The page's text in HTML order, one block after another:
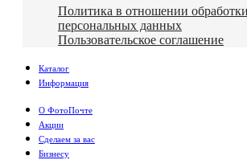
Политика в отношении обработки
персональных данных
Пользовательское соглашение
Каталог
Информация
О ФотоПочте
Акции
Сделаем за вас
Бизнесу